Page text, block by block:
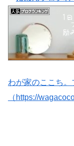
わが家のここち
（https://